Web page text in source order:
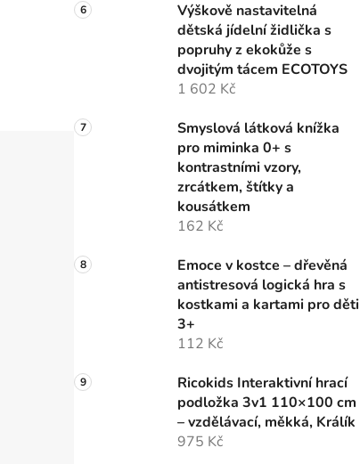
Výškově nastavitelná
dětská jídelní židlička s
popruhy z ekokůže s
dvojitým tácem ECOTOYS
1 602 Kč
Smyslová látková knížka
pro miminka 0+ s
kontrastními vzory,
zrcátkem, štítky a
kousátkem
162 Kč
Emoce v kostce – dřevěná
antistresová logická hra s
kostkami a kartami pro děti
3+
112 Kč
Ricokids Interaktivní hrací
podložka 3v1 110×100 cm
– vzdělávací, měkká, Králík
975 Kč